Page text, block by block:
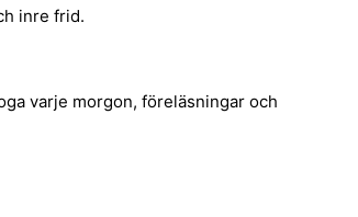
inre frid.
varje morgon, föreläsningar och